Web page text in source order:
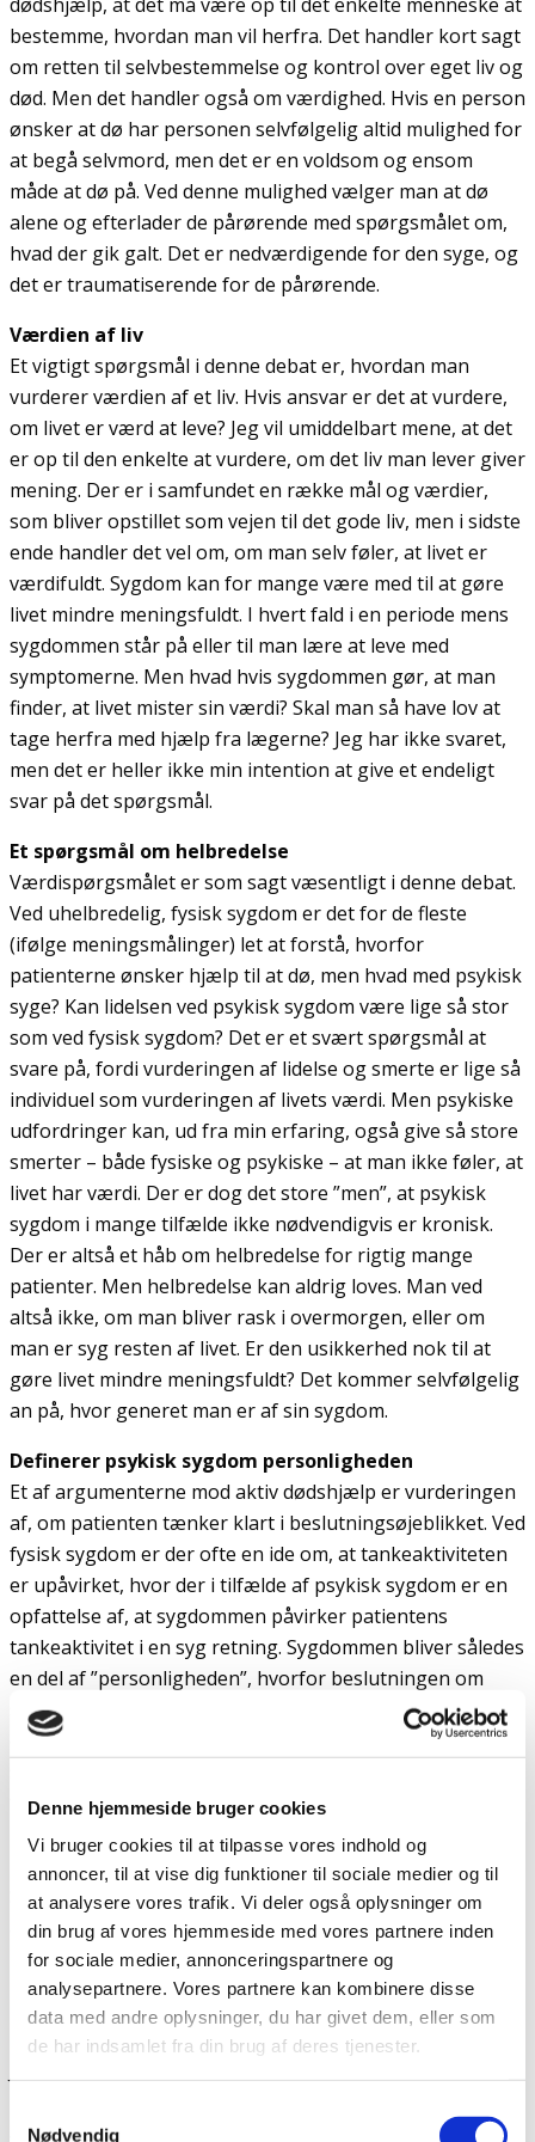
Denne hjemmeside bruger cookies
Vi bruger cookies til at tilpasse vores indhold og
annoncer, til at vise dig funktioner til sociale medier og til
at analysere vores trafik. Vi deler også oplysninger om
din brug af vores hjemmeside med vores partnere inden
for sociale medier, annonceringspartnere og
analysepartnere. Vores partnere kan kombinere disse
data med andre oplysninger, du har givet dem, eller som
de har indsamlet fra din brug af deres tjenester.
Nødvendig
bestemme, hvordan man vil herfra. Det handler kort sagt
om retten til selvbestemmelse og kontrol over eget liv og
død. Men det handler også om værdighed. Hvis en person
ønsker at dø har personen selvfølgelig altid mulighed for
at begå selvmord, men det er en voldsom og ensom
måde at dø på. Ved denne mulighed vælger man at dø
alene og efterlader de pårørende med spørgsmålet om,
hvad der gik galt. Det er nedværdigende for den syge, og
det er traumatiserende for de pårørende.
Værdien af liv
Et vigtigt spørgsmål i denne debat er, hvordan man
vurderer værdien af et liv. Hvis ansvar er det at vurdere,
om livet er værd at leve? Jeg vil umiddelbart mene, at det
er op til den enkelte at vurdere, om det liv man lever giver
mening. Der er i samfundet en række mål og værdier,
som bliver opstillet som vejen til det gode liv, men i sidste
ende handler det vel om, om man selv føler, at livet er
værdifuldt. Sygdom kan for mange være med til at gøre
livet mindre meningsfuldt. I hvert fald i en periode mens
sygdommen står på eller til man lære at leve med
symptomerne. Men hvad hvis sygdommen gør, at man
finder, at livet mister sin værdi? Skal man så have lov at
tage herfra med hjælp fra lægerne? Jeg har ikke svaret,
men det er heller ikke min intention at give et endeligt
svar på det spørgsmål.
Et spørgsmål om helbredelse
Værdispørgsmålet er som sagt væsentligt i denne debat.
Ved uhelbredelig, fysisk sygdom er det for de fleste
(ifølge meningsmålinger) let at forstå, hvorfor
patienterne ønsker hjælp til at dø, men hvad med psykisk
syge? Kan lidelsen ved psykisk sygdom være lige så stor
som ved fysisk sygdom? Det er et svært spørgsmål at
svare på, fordi vurderingen af lidelse og smerte er lige så
individuel som vurderingen af livets værdi. Men psykiske
udfordringer kan, ud fra min erfaring, også give så store
smerter – både fysiske og psykiske – at man ikke føler, at
livet har værdi. Der er dog det store ”men”, at psykisk
sygdom i mange tilfælde ikke nødvendigvis er kronisk.
Der er altså et håb om helbredelse for rigtig mange
patienter. Men helbredelse kan aldrig loves. Man ved
altså ikke, om man bliver rask i overmorgen, eller om
man er syg resten af livet. Er den usikkerhed nok til at
gøre livet mindre meningsfuldt? Det kommer selvfølgelig
an på, hvor generet man er af sin sygdom.
Definerer psykisk sygdom personligheden
Et af argumenterne mod aktiv dødshjælp er vurderingen
af, om patienten tænker klart i beslutningsøjeblikket. Ved
fysisk sygdom er der ofte en ide om, at tankeaktiviteten
er upåvirket, hvor der i tilfælde af psykisk sygdom er en
opfattelse af, at sygdommen påvirker patientens
tankeaktivitet i en syg retning. Sygdommen bliver således
en del af ”personligheden”, hvorfor beslutningen om
selvmord bliver set som en syg beslutning, måske endda
et ”råb om hjælp”. Men der vil jeg gerne påpege, at man
tiden. Jeg selv, og mange jeg kender, har lange perioder,
hvor sygdommen står i baggrunden, og hvor man kan
passe et helt almindeligt liv uden indlæggelser.
Selvfølgelig kan man argumentere for, at sygdommen
altid ligger i baghovedet og altså påvirker også i
perioder, hvor man har det godt, men jeg vil mene, at det
ikke er så meget anderledes, end hvordan raske
personer passer på sig selv.
argumenterer i mod aktiv dødshjælp til psykisk syge ved